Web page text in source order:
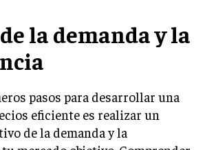
DE MARKETING
MARKETING
ENLACES
DIGITAL
la demanda y la
pasos para desarrollar una
eficiente es realizar un
de la demanda y la